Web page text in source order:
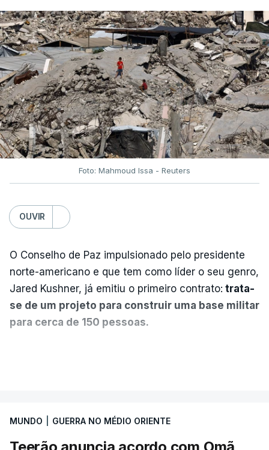
Foto: Mahmoud Issa - Reuters
OUVIR
O Conselho de Paz impulsionado pelo presidente
norte-americano e que tem como líder o seu genro,
Jared Kushner, já emitiu o primeiro contrato: trata-
se de um projeto para construir uma base militar
para cerca de 150 pessoas.
que já colaborou com a Administração norte-
americana em projetos no Médio Oriente,
MUNDO GUERRA NO MÉDIO ORIENTE